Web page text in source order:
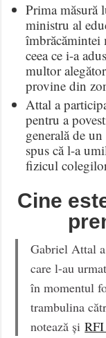
Prima măsură
ministru al
îmbrăcămintei
ceea ce i-a
multor
provine din
Attal a
pentru a
generală de
spus că l-a
fizicul
Cine
Gabriel Attal
care l-au
în momentul
trambulina
notează și